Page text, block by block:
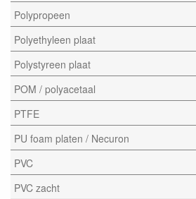
Polypropeen
Polyethyleen plaat
Polystyreen plaat
POM / polyacetaal
PTFE
PU foam platen / Necuron
PVC
PVC zacht